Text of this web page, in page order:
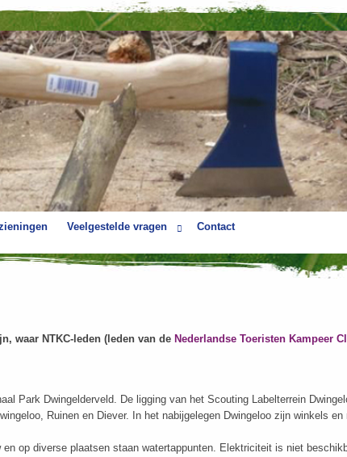
Veelgestelde vragen Contact
waar NTKC-leden (leden van de Nederlandse Toeristen Kampeer
Park Dwingelderveld. De ligging van het Scouting Labelterrein
Ruinen en Diever. In het nabijgelegen Dwingeloo zijn winkels
op diverse plaatsen staan watertappunten. Elektriciteit is niet